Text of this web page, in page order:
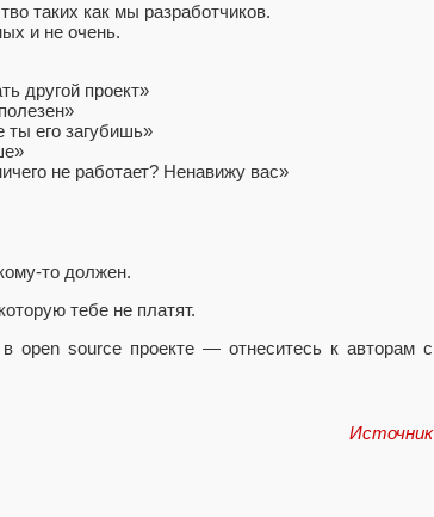
таких как мы разработчиков.
и не очень.
другой проект»
ты его загубишь»
не работает? Ненавижу вас»
то должен.
тебе не платят.
open source проекте — отнеситесь к авторам с
Источник